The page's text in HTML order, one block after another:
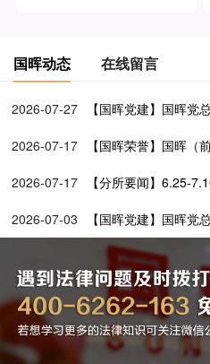
国晖动态 在线留言
2026-07-27
【国晖党建】国晖
2026-07-17
【国晖荣誉】国晖（
2026-07-17
【分所要闻】6.25-
2026-07-03
【国晖党建】国晖
党建引领公益路 法律